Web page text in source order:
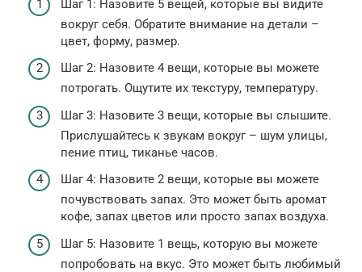
Шаг 1: Назовите 5 вещей, которые вы видите
вокруг себя. Обратите внимание на детали –
цвет, форму, размер.
Шаг 2: Назовите 4 вещи, которые вы можете
потрогать. Ощутите их текстуру, температуру.
Шаг 3: Назовите 3 вещи, которые вы слышите.
Прислушайтесь к звукам вокруг – шум улицы,
пение птиц, тиканье часов.
Шаг 4: Назовите 2 вещи, которые вы можете
почувствовать запах. Это может быть аромат
кофе, запах цветов или просто запах воздуха.
Шаг 5: Назовите 1 вещь, которую вы можете
попробовать на вкус. Это может быть любимый